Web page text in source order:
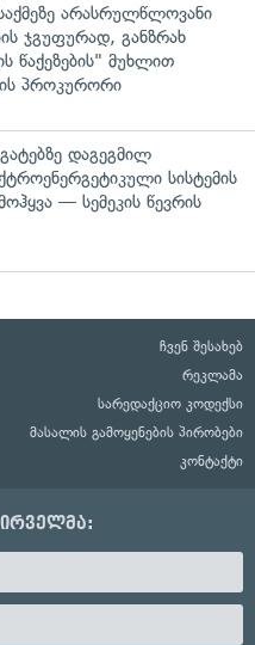
არასრულწლოვანი
ჯგუფურად, განზრახ
წაქეზების" მუხლით
პროკურორი
დაგეგმილ
სისტემის
— სემეკის წევრის
ჩვენ შესახებ
რეკლამა
სარედაქციო კოდექსი
მასალის გამოყენების პირობები
კონტაქტი